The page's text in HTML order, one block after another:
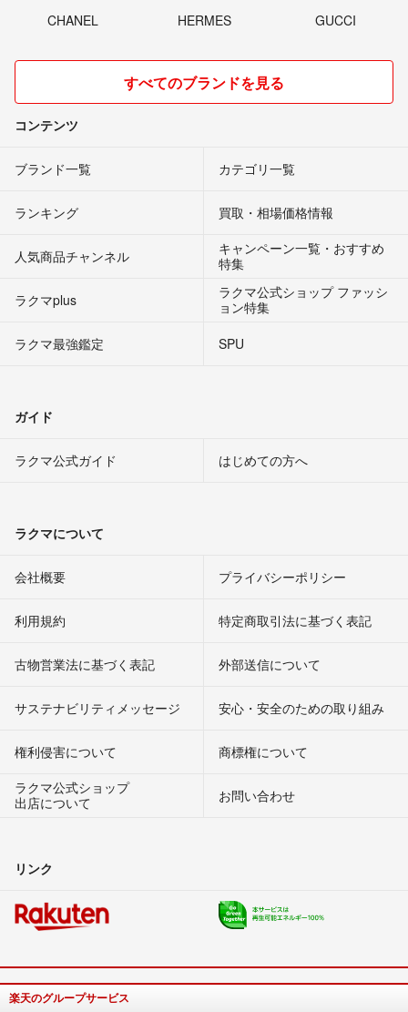
CHANEL HERMES GUCCI
すべてのブランドを見る
コンテンツ
ブランド一覧 カテゴリ一覧
ランキング 買取・相場価格情報
人気商品チャンネル
キャンペーン一覧・おすすめ
特集
ラクマplus
ラクマ公式ショップ ファッシ
ョン特集
ラクマ最強鑑定
SPU
ガイド
ラクマ公式ガイド はじめての方へ
ラクマについて
会社概要 プライバシーポリシー
利用規約 特定商取引法に基づく表記
古物営業法に基づく表記 外部送信について
サステナビリティメッセージ 安心・安全のための取り組み
権利侵害について
商標権について
ラクマ公式ショップ
出店について
お問い合わせ
リンク
楽天のグループサービス